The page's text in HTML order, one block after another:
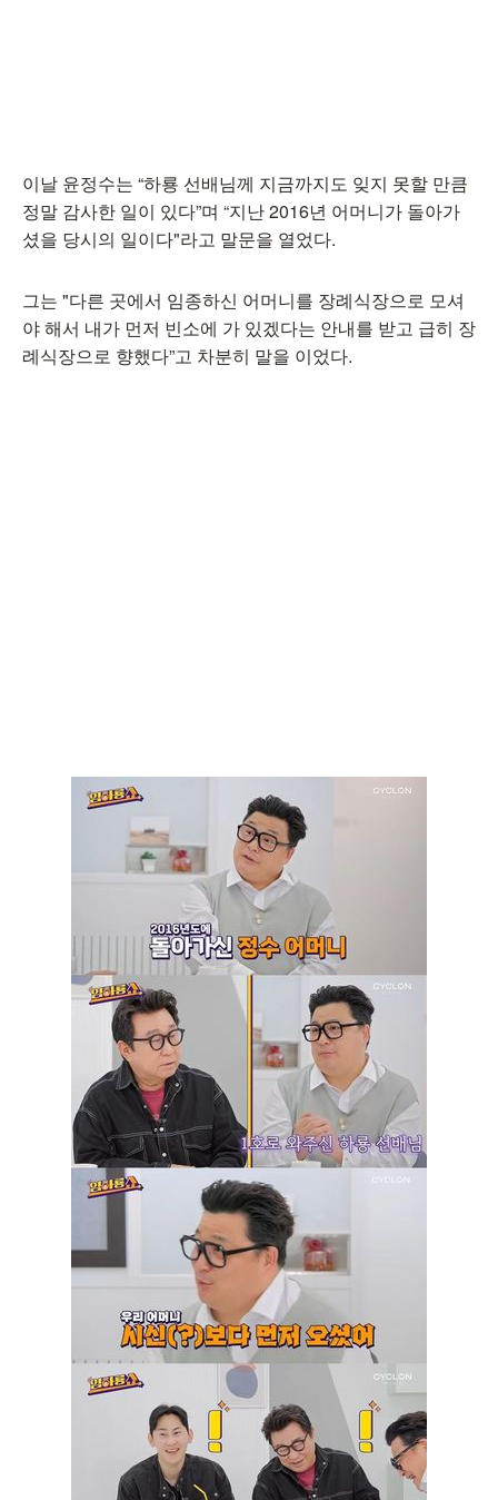
이날 윤정수는 “하룡 선배님께 지금까지도 잊지 못할 만큼
정말 감사한 일이 있다”며 “지난 2016년 어머니가 돌아가
셨을 당시의 일이다"라고 말문을 열었다.
그는 "다른 곳에서 임종하신 어머니를 장례식장으로 모셔
야 해서 내가 먼저 빈소에 가 있겠다는 안내를 받고 급히 장
례식장으로 향했다”고 차분히 말을 이었다.